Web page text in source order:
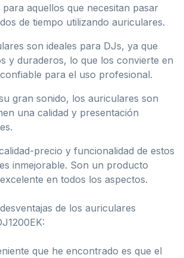
aquellos que necesitan pasar
de tiempo utilizando auriculares.
son ideales para DJs, ya que
y duraderos, lo que los convierte en
para el uso profesional.
gran sonido, los auriculares son
una calidad y presentación
precio y funcionalidad de estos
inmejorable. Son un producto
en todos los aspectos.
de los auriculares
que he encontrado es que el